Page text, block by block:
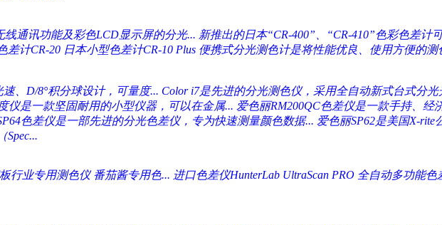
通讯功能及彩色LCD显示屏的分光... 新推出的日本“CR-400”、“CR-410”色彩色差计
差计CR-20 日本小型色差计CR-10 Plus 便携式分光测色计是将性能优良、使用方便的测
、D/8°积分球设计，可量度... Color i7是先进的分光测色仪，采用全自动新式台式分光
仪是一款坚固耐用的小型仪器，可以在金属... 爱色丽RM200QC色差仪是一款手持、经
色差仪是一部先进的分光色差仪，专为快速测量颜色数据... 爱色丽SP62是美国X-rite
Spec...
行业专用测色仪 番茄酱专用色... 进口色差仪HunterLab UltraScan PRO 全自动多功能色